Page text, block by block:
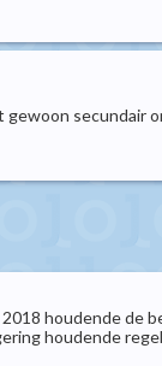
houdende de
houdende